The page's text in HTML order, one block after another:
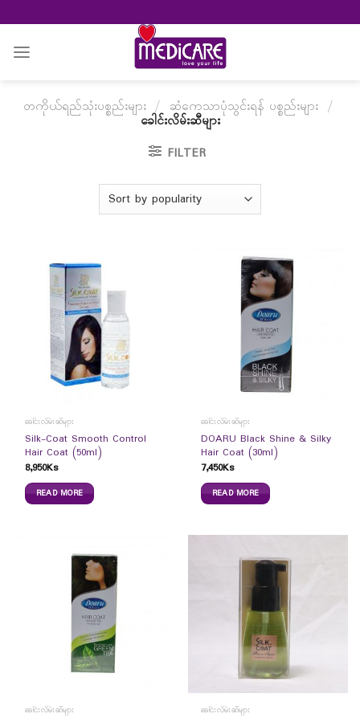
to
content
တကိုယ်ရည်သုံးပစ္စည်းများ / ဆံကေသာပုံသွင်းရန် ပစ္စည်းများ /
ခေါင်းလိမ်းဆီများ
FILTER
ခေါင်းလိမ်းဆီများ
Silk-Coat Smooth Control
Hair Coat (50ml)
8,950Ks
READ MORE
ခေါင်းလိမ်းဆီများ
DOARU Black Shine & Silky
Hair Coat (30ml)
7,450Ks
READ MORE
ခေါင်းလိမ်းဆီများ ခေါင်းလိမ်းဆီများ